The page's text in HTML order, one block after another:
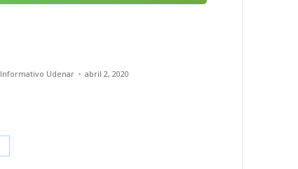
Informativo Udenar abril 2, 2020